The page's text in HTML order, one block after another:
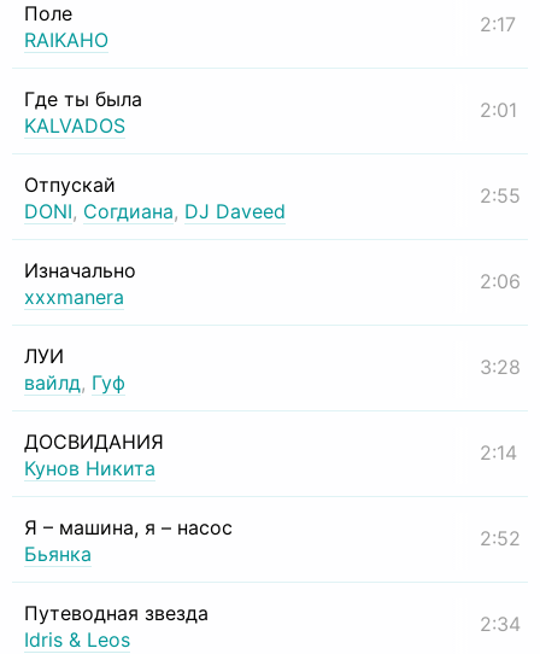
Поле
RAIKAHO
2:17
Где ты была
KALVADOS
2:01
Отпускай
DONI, Согдиана, DJ Daveed
2:55
Изначально
xxxmanera
2:06
ЛУИ
вайлд, Гуф
3:28
ДОСВИДАНИЯ
Кунов Никита
2:14
Я – машина, я – насос
Бьянка
2:52
Путеводная звезда
Idris & Leos
2:34